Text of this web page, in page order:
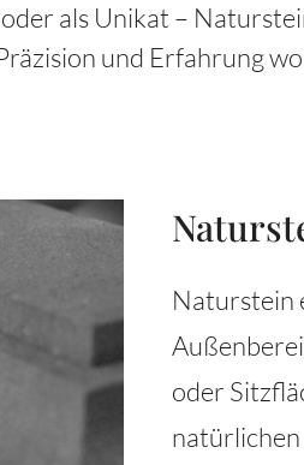
als Unikat –
und Erfahrung
Naturstein
oder
natürlichen